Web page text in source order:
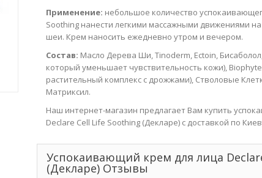
Применение: небольшое количество
Soothing нанести легкими массажными движениями
шеи. Крем наносить ежедневно утром и вечером.
Состав: Масло Дерева Ши, Tinoderm, Ectoin,
который уменьшает чувствительность кожи),
растительный комплекс с дрожжами), Стволовые
Матриксил.
Наш интернет-магазин предлагает Вам купить
Declare Cell Life Soothing (Декларе) с доставкой по
Успокаивающий крем для лица
(Декларе) Отзывы